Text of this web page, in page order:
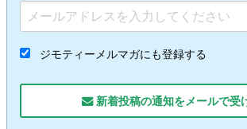
ジモティーメルマガにも登録する
新着投稿の通知をメールで受